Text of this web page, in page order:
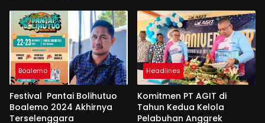
Boalemo
Festival Pantai Bolihutuo
Boalemo 2024 Akhirnya
Terselenggara
Headlines
Komitmen PT AGIT di
Tahun Kedua Kelola
Pelabuhan Anggrek